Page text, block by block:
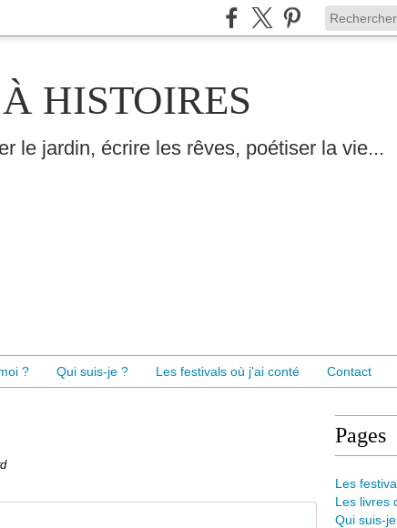
HISTOIRES
le jardin, écrire les rêves, poétiser la vie...
? Qui suis-je ? Les festivals où j'ai conté Contact
Pages
Les
Les livres
Qui suis-